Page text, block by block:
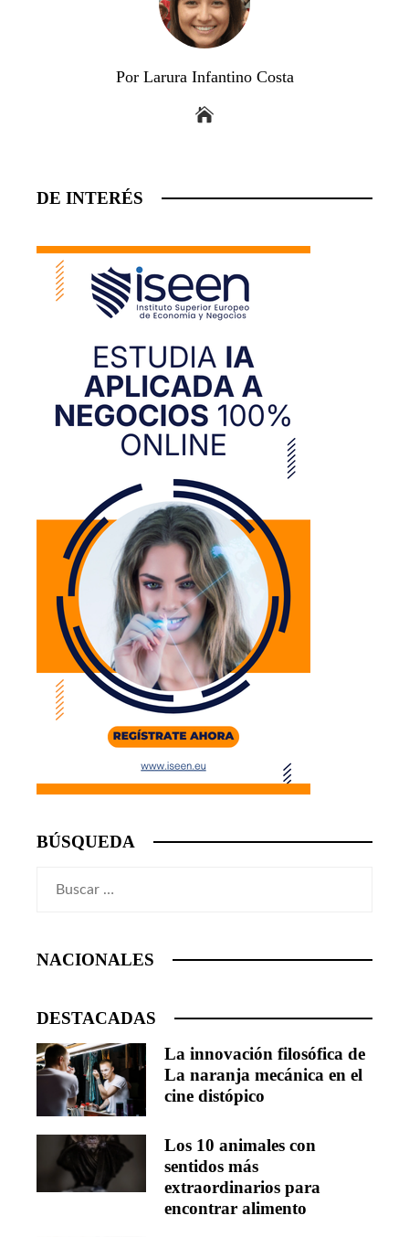
Por Larura Infantino Costa
DE INTERÉS
BÚSQUEDA
NACIONALES
DESTACADAS
La innovación filosófica de
La naranja mecánica en el
cine distópico
Los 10 animales con
sentidos más
extraordinarios para
encontrar alimento